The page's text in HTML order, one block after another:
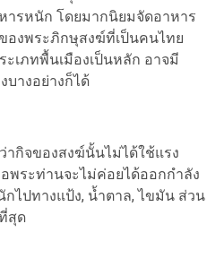
ารหนัก โดยมากนิยมจัดอาหาร
องพระภิกษุสงฆ์ที่เป็นคนไทย
ะเภทพื้นเมืองเป็นหลัก อาจมี
บางอย่างก็ได้
กิจของสงฆ์นั้นไม่ได้ใช้แรง
พระท่านจะไม่ค่อยได้ออกกำลัง
ไปทางแป้ง, น้ำตาล, ไขมัน ส่วน
สุด